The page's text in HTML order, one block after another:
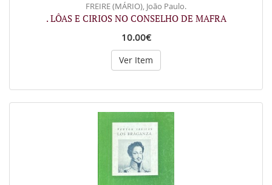
FREIRE (MÁRIO), João Paulo.
. LÔAS E CIRIOS NO CONSELHO DE MAFRA
10.00€
Ver Item